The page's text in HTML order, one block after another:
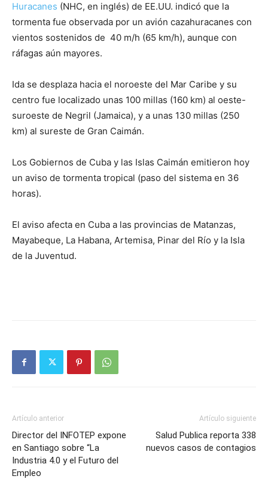
Huracanes (NHC, en inglés) de EE.UU. indicó que la
tormenta fue observada por un avión cazahuracanes con
vientos sostenidos de 40 m/h (65 km/h), aunque con
ráfagas aún mayores.
Ida se desplaza hacia el noroeste del Mar Caribe y su
centro fue localizado unas 100 millas (160 km) al oeste-
suroeste de Negril (Jamaica), y a unas 130 millas (250
km) al sureste de Gran Caimán.
Los Gobiernos de Cuba y las Islas Caimán emitieron hoy
un aviso de tormenta tropical (paso del sistema en 36
horas).
El aviso afecta en Cuba a las provincias de Matanzas,
Mayabeque, La Habana, Artemisa, Pinar del Río y la Isla
de la Juventud.
Artículo anterior
Director del INFOTEP expone
en Santiago sobre “La
Industria 4.0 y el Futuro del
Empleo
Artículo siguiente
Salud Publica reporta 338
nuevos casos de contagios